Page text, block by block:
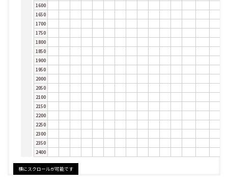
1600
1650
1700
1750
1800
1850
1900
1950
2000
2050
2100
2150
2200
2250
2300
2350
2400